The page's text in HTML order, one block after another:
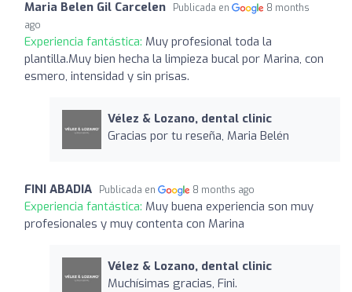
Maria Belen Gil Carcelen Publicada en
8 months
ago
Experiencia fantástica: Muy profesional toda la
plantilla.Muy bien hecha la limpieza bucal por Marina, con
esmero, intensidad y sin prisas.
Vélez & Lozano, dental clinic
Gracias por tu reseña, Maria Belén
FINI ABADIA Publicada en 8 months ago
Experiencia fantástica: Muy buena experiencia son muy
profesionales y muy contenta con Marina
Vélez & Lozano, dental clinic
Muchísimas gracias, Fini.